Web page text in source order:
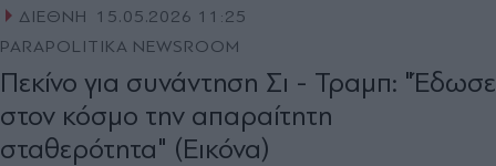
ΔΙΕΘΝΗ
15.05.2026 11:25
PARAPOLITIKA NEWSROOM
Πεκίνο για συνάντηση Σι - Τραμπ: "Έδωσε
στον κόσμο την απαραίτητη
σταθερότητα" (Εικόνα)